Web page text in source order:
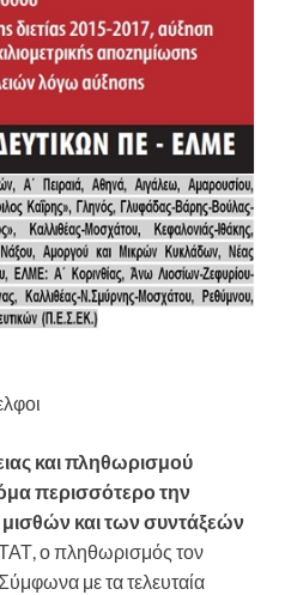
και πληθωρισμού
περισσότερο την
και των συντάξεών
ο πληθωρισμός τον
με τα τελευταία